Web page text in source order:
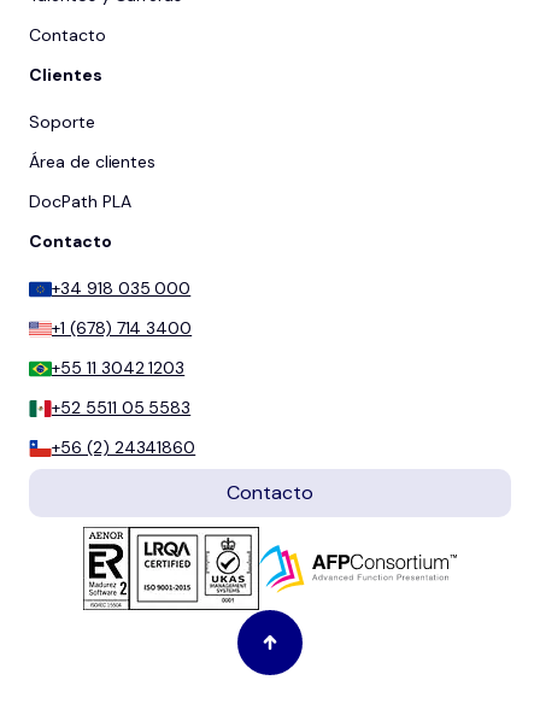
Contacto
Clientes
Soporte
Área de clientes
DocPath PLA
Contacto
+34 918 035 000
+1 (678) 714 3400
+55 11 3042 1203
+52 5511 05 5583
+56 (2) 24341860
Contacto